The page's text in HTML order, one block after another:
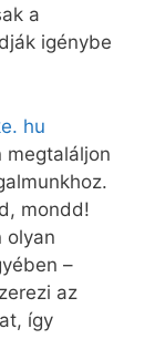
a
igénybe
hu
megtaláljon
mondd!
olyan
–
az
így